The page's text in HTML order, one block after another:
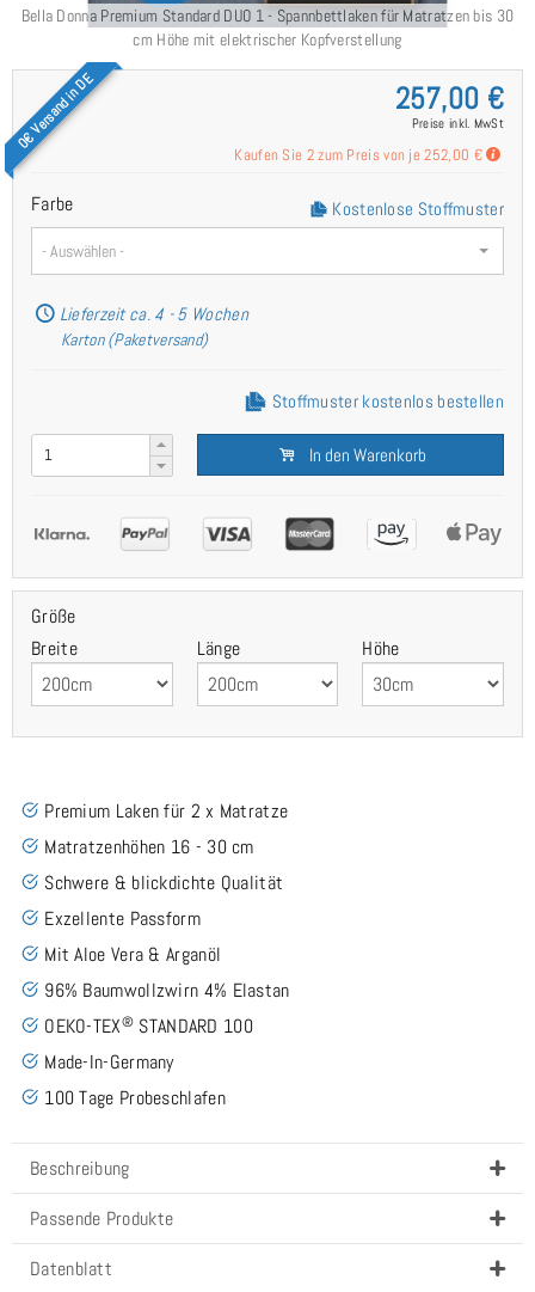
Bella Donna Premium Standard DUO 1 - Spannbettlaken für Matratzen bis 30
cm Höhe mit elektrischer Kopfverstellung
0€ Versand in DE 257,00 €
Preise inkl. MwSt
Kaufen Sie 2 zum Preis von je252,00 €
Farbe Kostenlose Stoffmuster
- Auswählen -
Lieferzeit ca. 4 - 5 Wochen
Karton (Paketversand)
Stoffmuster kostenlos bestellen
In den Warenkorb
Größe
Breite
Länge Höhe
Premium Laken für 2 x Matratze
Matratzenhöhen 16 - 30 cm
Schwere & blickdichte Qualität
Exzellente Passform
Mit Aloe Vera & Arganöl
96% Baumwollzwirn 4% Elastan
OEKO-TEX® STANDARD 100
Made-In-Germany
100 Tage Probeschlafen
Beschreibung
Passende Produkte
Datenblatt